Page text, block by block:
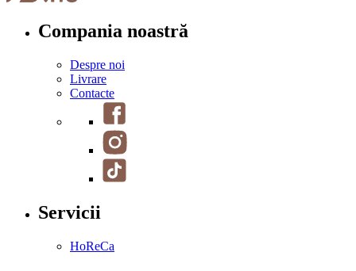
Compania noastră
Despre noi
Livrare
Contacte
Servicii
HoReCa